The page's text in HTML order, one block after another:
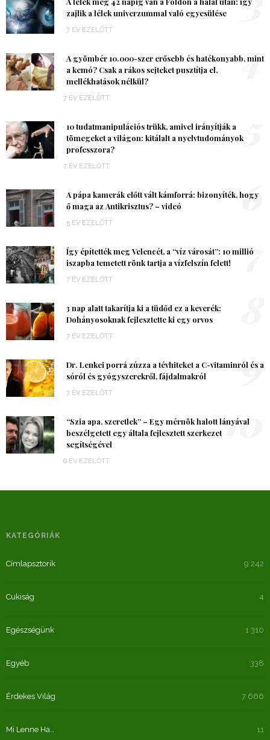
zajlik a lélek univerzummal való egyesülése
7 ÉV EZELŐTT
A gyömbér 10.000-szer erősebb és hatékonyabb, mint
a kemó? Csak a rákos sejteket pusztítja el,
mellékhatások nélkül?
7 ÉV EZELŐTT
4
10 tudatmanipulációs trükk, amivel irányítják a
tömegeket a világon: kitálalt a nyelvtudományok
professzora?
7 ÉV EZELŐTT
A pápa kamerák előtt vált kámforrá: bizonyíték, hogy
ő maga az Antikrisztus? – videó
5 ÉV EZELŐTT
6
Így építették meg Velencét, a “víz városát”: 10 millió
iszapba temetett rönk tartja a vízfelszín felett!
7 ÉV EZELŐTT
7
3 nap alatt takarítja ki a tüdőd ez a keverék:
Dohányosoknak fejlesztette ki egy orvos
7 ÉV EZELŐTT
Dr. Lenkei porrá zúzza a tévhiteket a C-vitaminról és a
sóról és gyógyszerekről, fájdalmakról
7 ÉV EZELŐTT
9
“Szia apa, szeretlek” – Egy mérnök halott lányával
beszélgetett egy általa fejlesztett szerkezet
segítségével
6 ÉV EZELŐTT
10
KATEGÓRIÁK
Címlapsztorik 9 242
Cukiság 4
Egészségünk 1 310
Egyéb 338
Érdekes Világ 7 666
Mi Lenne Ha… 11